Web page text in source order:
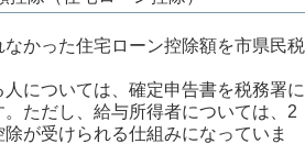
かった住宅ローン控除額を市県民税
については、確定申告書を税務署に
ただし、給与所得者については、2
が受けられる仕組みになっていま